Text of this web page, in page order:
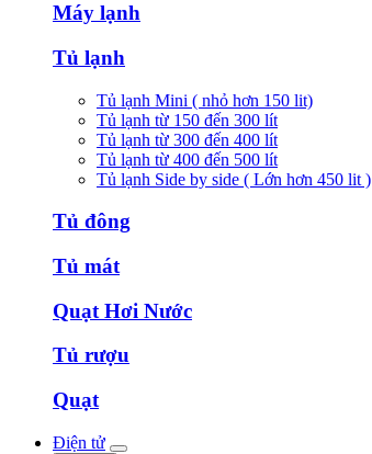
Máy lạnh
Tủ lạnh
Tủ lạnh Mini ( nhỏ hơn 150 lit)
Tủ lạnh từ 150 đến 300 lít
Tủ lạnh từ 300 đến 400 lít
Tủ lạnh từ 400 đến 500 lít
Tủ lạnh Side by side ( Lớn hơn 450 lit )
Tủ đông
Tủ mát
Quạt Hơi Nước
Tủ rượu
Quạt
Điện tử